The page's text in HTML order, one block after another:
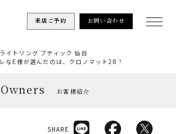
来店ご予約 お問い合わせ
イトリング ブティック 仙台
なE様が選んだのは、クロノマット28！
Owners お客様紹介
SHARE